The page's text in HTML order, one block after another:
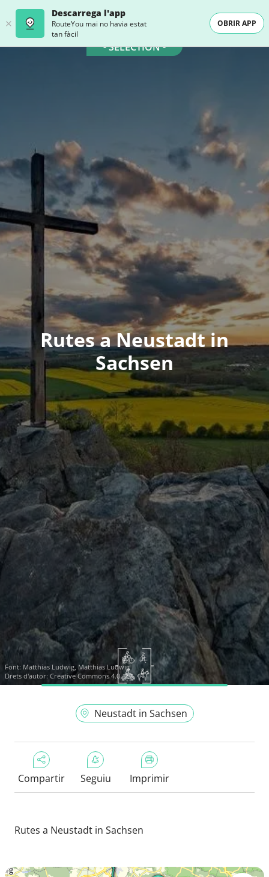
Descarrega l'app
RouteYou mai no havia estat
tan fàcil
OBRIR APP
- SELECTION -
Rutes a Neustadt in
Sachsen
Font: Matthias Ludwig, Matthias Ludwig
Drets d'autor: Creative Commons 4.0
Neustadt in Sachsen
Compartir Seguiu Imprimir
Rutes a Neustadt in Sachsen